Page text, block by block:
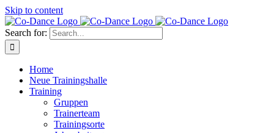
Skip to content
Search for:
Home
Neue Trainingshalle
Training
Gruppen
Trainerteam
Trainingsorte